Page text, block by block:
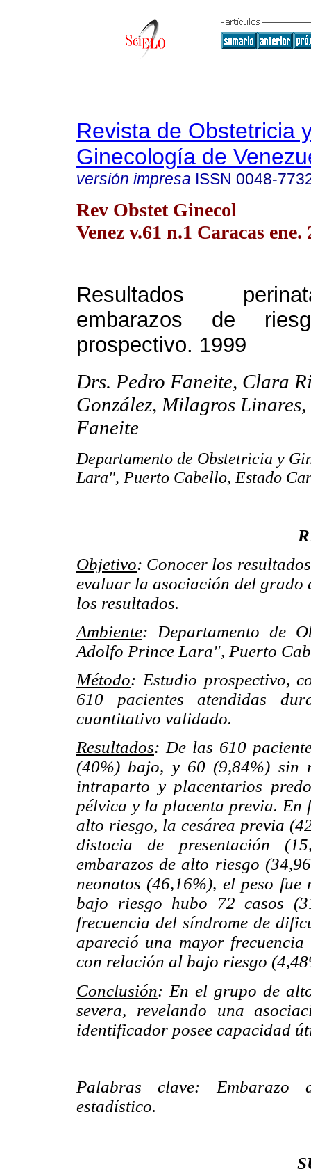
Revista de Obstetricia
Ginecología de
versión impresa ISSN 0048-
Rev Obstet Ginecol
Venez v.61 n.1 Caracas ene.
Resultados
embarazos de
prospectivo. 1999
Drs. Pedro Faneite, Clara
González, Milagros Linares,
Faneite
Departamento de Obstetricia y
Lara", Puerto Cabello, Estado
Objetivo: Conocer los
evaluar la asociación del grado
los resultados.
Ambiente: Departamento de
Adolfo Prince Lara", Puerto
Método: Estudio prospectivo,
610 pacientes atendidas
cuantitativo validado.
Resultados: De las 610
(40%) bajo, y 60 (9,84%) sin
intraparto y placentarios
pélvica y la placenta previa. En
alto riesgo, la cesárea previa
distocia de presentación
embarazos de alto riesgo
neonatos (46,16%), el peso
bajo riesgo hubo 72 casos
frecuencia del síndrome de
apareció una mayor
con relación al bajo riesgo
Conclusión: En el grupo de
severa, revelando una
identificador posee capacidad
Palabras clave: Embarazo
estadístico.